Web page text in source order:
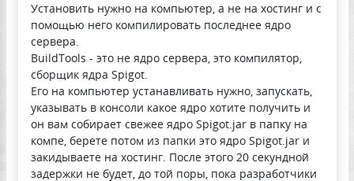
Установить нужно на компьютер, а не на хостинг и с
помощью него компилировать последнее ядро
сервера.
BuildTools - это не ядро сервера, это компилятор,
сборщик ядра Spigot.
Его на компьютер устанавливать нужно, запускать,
указывать в консоли какое ядро хотите получить и
он вам собирает свежее ядро Spigot.jar в папку на
компе, берете потом из папки это ядро Spigot.jar и
закидываете на хостинг. После этого 20 секундной
задержки не будет, до той поры, пока разработчики